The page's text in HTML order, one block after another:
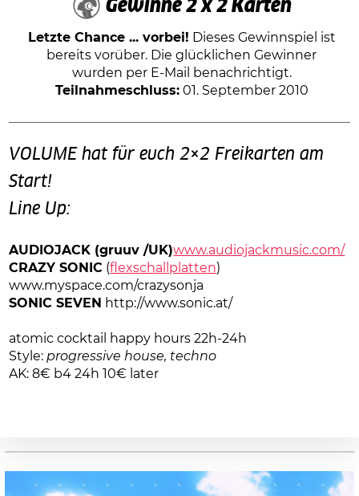
Gewinne 2 x 2 Karten
Letzte Chance ... vorbei! Dieses Gewinnspiel ist
bereits vorüber. Die glücklichen Gewinner
wurden per E-Mail benachrichtigt.
Teilnahmeschluss:01. September 2010
VOLUME hat für euch 2×2 Freikarten am
Start!
Line Up:
AUDIOJACK (gruuv /UK)www.audiojackmusic.com/
CRAZY SONIC (flexschallplatten)
www.myspace.com/crazysonja
SONIC SEVEN
http://www.sonic.at/
atomic cocktail happy hours 22h-24h
Style: progressive house, techno
AK: 8€ b4 24h 10€ later